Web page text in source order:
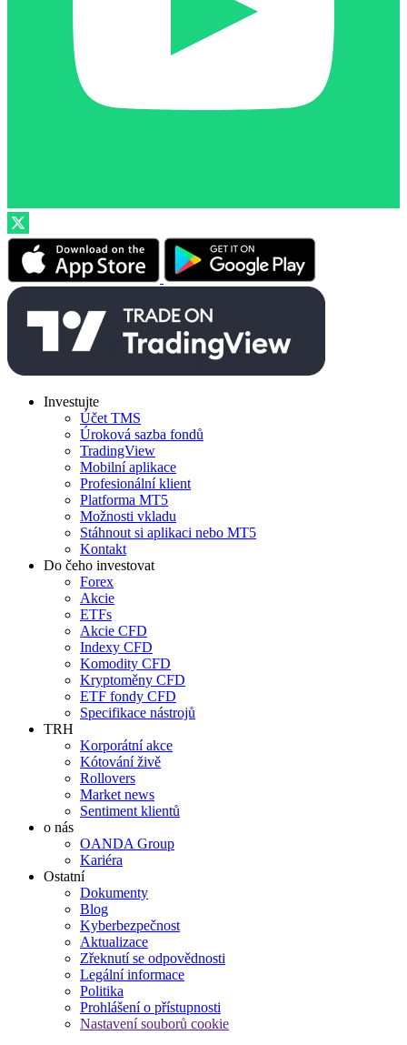
Investujte
Účet TMS
Úroková sazba fondů
TradingView
Mobilní aplikace
Profesionální klient
Platforma MT5
Možnosti vkladu
Stáhnout si aplikaci nebo MT5
Kontakt
Do čeho investovat
Forex
Akcie
ETFs
Akcie CFD
Indexy CFD
Komodity CFD
Kryptoměny CFD
ETF fondy CFD
Specifikace nástrojů
TRH
Korporátní akce
Kótování živě
Rollovers
Market news
Sentiment klientů
o nás
OANDA Group
Kariéra
Ostatní
Dokumenty
Blog
Kyberbezpečnost
Aktualizace
Zřeknutí se odpovědnosti
Legální informace
Politika
Prohlášení o přístupnosti
Nastavení souborů cookie